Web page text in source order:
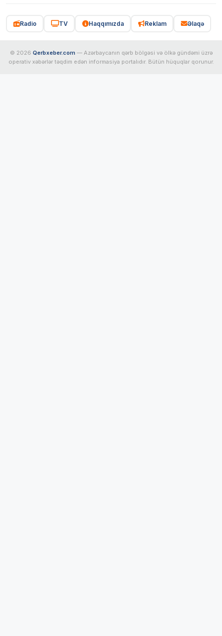
Radio TV Haqqımızda Reklam Əlaqə
© 2026 Qerbxeber.com — Azərbaycanın qərb bölgəsi və ölkə gündəmi üzrə
operativ xəbərlər təqdim edən informasiya portalıdır. Bütün hüquqlar qorunur.